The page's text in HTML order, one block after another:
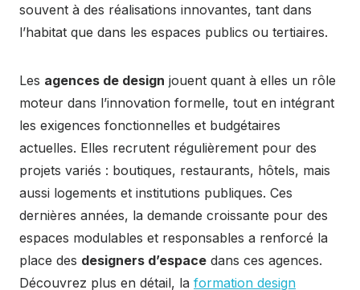
souvent à des réalisations innovantes, tant dans
l’habitat que dans les espaces publics ou tertiaires.
Les agences de design jouent quant à elles un rôle
moteur dans l’innovation formelle, tout en intégrant
les exigences fonctionnelles et budgétaires
actuelles. Elles recrutent régulièrement pour des
projets variés : boutiques, restaurants, hôtels, mais
aussi logements et institutions publiques. Ces
dernières années, la demande croissante pour des
espaces modulables et responsables a renforcé la
place des designers d’espace dans ces agences.
Découvrez plus en détail, la formation design